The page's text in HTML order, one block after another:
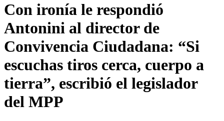
Con ironía le respondió
Antonini al director de
Convivencia Ciudadana: “Si
escuchas tiros cerca, cuerpo a
tierra”, escribió el legislador
del MPP